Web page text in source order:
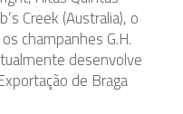
Creek (Australia), o
champanhes G.H.
desenvolve
de Braga